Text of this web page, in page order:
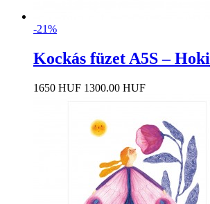
-21%
Kockás füzet A5S – Hoki
1650 HUF 1300.00 HUF